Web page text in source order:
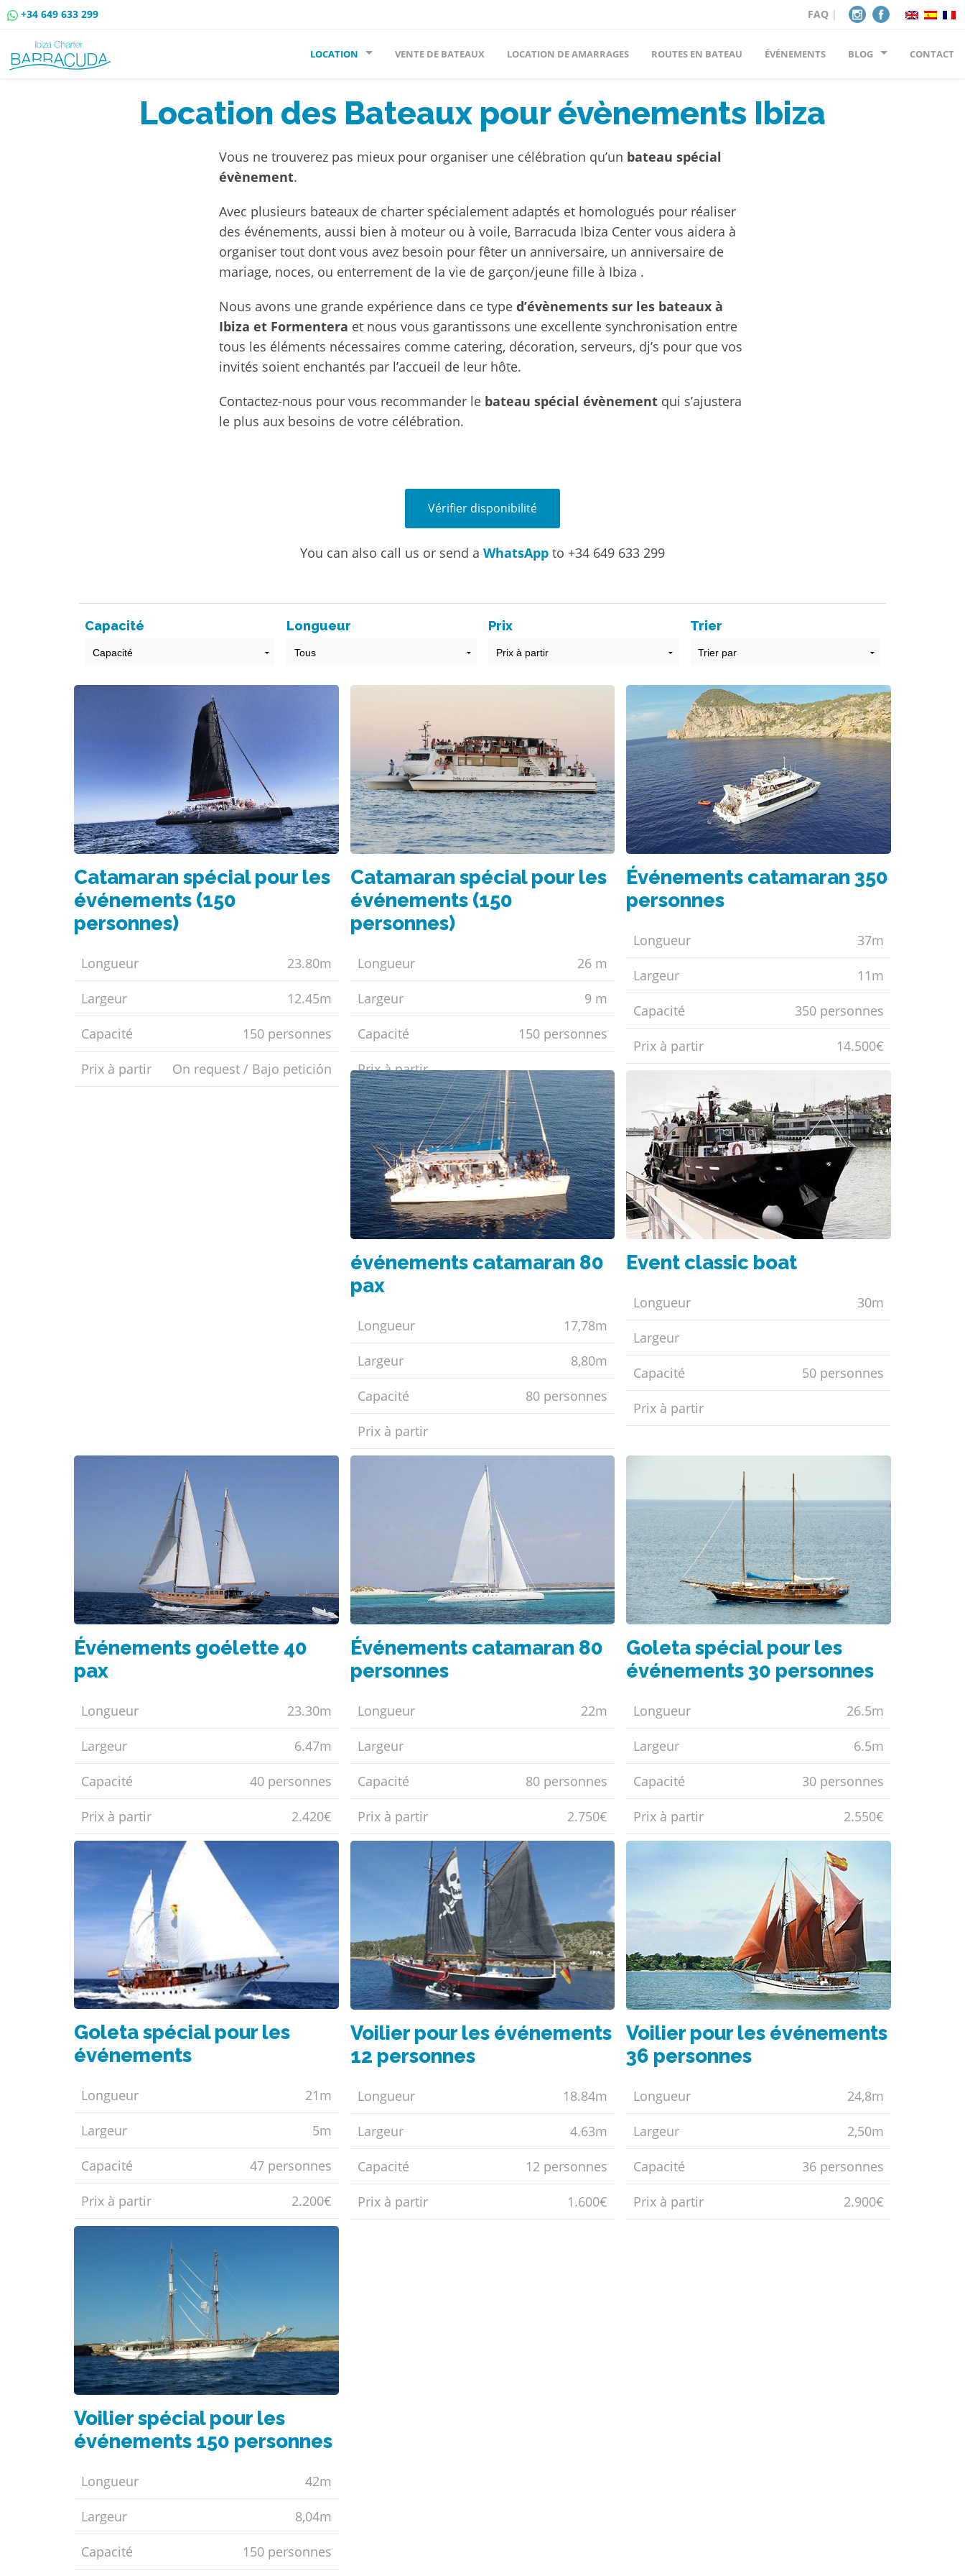
+34 649 633 299 FAQ|
LOCATION VENTE DE BATEAUX LOCATION DE AMARRAGES ROUTES EN BATEAU ÉVÉNEMENTS BLOG CONTACT
Location des Bateaux pour évènements Ibiza
Vous ne trouverez pas mieux pour organiser une célébration qu’un bateau spécial
évènement.
Avec plusieurs bateaux de charter spécialement adaptés et homologués pour réaliser
des événements, aussi bien à moteur ou à voile, Barracuda Ibiza Center vous aidera à
organiser tout dont vous avez besoin pour fêter un anniversaire, un anniversaire de
mariage, noces, ou enterrement de la vie de garçon/jeune fille à Ibiza .
Nous avons une grande expérience dans ce typed’évènements sur les bateaux à
Ibiza et Formentera et nous vous garantissons une excellente synchronisation entre
tous les éléments nécessaires comme catering, décoration, serveurs, dj’s pour que vos
invités soient enchantés par l’accueil de leur hôte.
Contactez-nous pour vous recommander le bateau spécial évènement qui s’ajustera
le plus aux besoins de votre célébration.
Vérifier disponibilité
You can also call us or send a WhatsApp to +34 649 633 299
Capacité Longueur Prix Trier
Catamaran spécial pour les
événements (150
personnes)
Longueur 23.80m
Largeur 12.45m
Capacité 150 personnes
Prix ​​à partir On request / Bajo petición
Catamaran spécial pour les
événements (150
personnes)
Longueur 26 m
Largeur 9 m
Capacité 150 personnes
Prix ​​à partir
Événements catamaran 350
personnes
Longueur 37m
Largeur 11m
Capacité 350 personnes
Prix ​​à partir 14.500€
événements catamaran 80
pax
Longueur 17,78m
Largeur 8,80m
Capacité 80 personnes
Prix ​​à partir
Event classic boat
Longueur 30m
Largeur
Capacité 50 personnes
Prix ​​à partir
Événements goélette 40
pax
Longueur 23.30m
Largeur 6.47m
Capacité 40 personnes
Prix ​​à partir 2.420€
Événements catamaran 80
personnes
Longueur 22m
Largeur
Capacité 80 personnes
Prix ​​à partir 2.750€
Goleta spécial pour les
événements 30 personnes
Longueur 26.5m
Largeur 6.5m
Capacité 30 personnes
Prix ​​à partir 2.550€
Goleta spécial pour les
événements
Longueur 21m
Largeur 5m
Capacité 47 personnes
Prix ​​à partir 2.200€
Voilier pour les événements
12 personnes
Longueur 18.84m
Largeur 4.63m
Capacité 12 personnes
Prix ​​à partir 1.600€
Voilier pour les événements
36 personnes
Longueur 24,8m
Largeur 2,50m
Capacité 36 personnes
Prix ​​à partir 2.900€
Voilier spécial pour les
événements 150 personnes
Longueur 42m
Largeur 8,04m
Capacité 150 personnes